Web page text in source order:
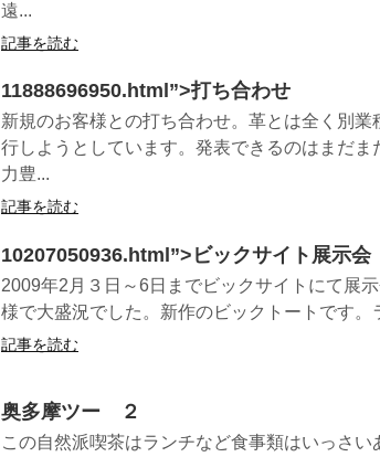
遠...
記事を読む
11888696950.html”>打ち合わせ
新規のお客様との打ち合わせ。革とは全く別
行しようとしています。発表できるのはまだま
力豊...
記事を読む
10207050936.html”>ビックサイト展示会
2009年2月３日～6日までビックサイトにて展
様で大盛況でした。新作のビックトートです。
記事を読む
奥多摩ツー ２
この自然派喫茶はランチなど食事類はいっさ